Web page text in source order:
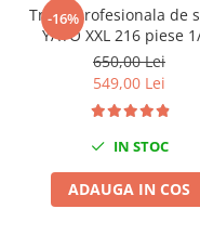
Volkswagen
Volvo
Scule pentru tinichigerie
Scule Pneumatice
Chei cu clichet
-16%
Trusa profesionala de
YATO XXL 216 piese
3/8" 1/2"
650,00 Lei
549,00 Lei
IN STOC
ADAUGA IN COS